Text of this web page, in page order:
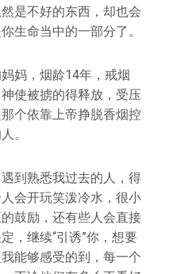
是不好的东西，却也会
生命当中的一部分了。
妈，烟龄14年，戒烟
使被掳的得释放，受压
个依靠上帝挣脱香烟控
。
到熟悉我过去的人，得
会开玩笑泼冷水，很小
鼓励，还有些人会直接
，继续“引诱”你，想要
能够感受的到，每一个